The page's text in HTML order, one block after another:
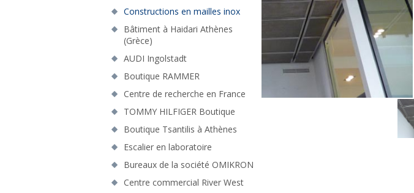
Constructions en mailles inox
Bâtiment à Haidari Athènes
(Grèce)
AUDI Ingolstadt
Boutique RAMMER
Centre de recherche en France
TOMMY HILFIGER Boutique
Boutique Tsantilis à Athènes
Escalier en laboratoire
Bureaux de la société OMIKRON
Centre commercial River West
Constructions avec mailles